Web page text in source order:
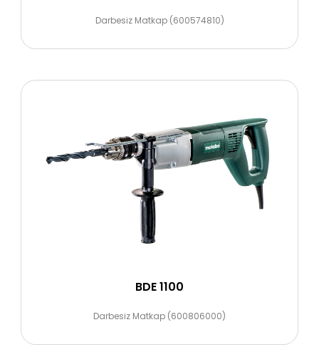
Darbesiz Matkap (600574810)
BDE 1100
Darbesiz Matkap (600806000)